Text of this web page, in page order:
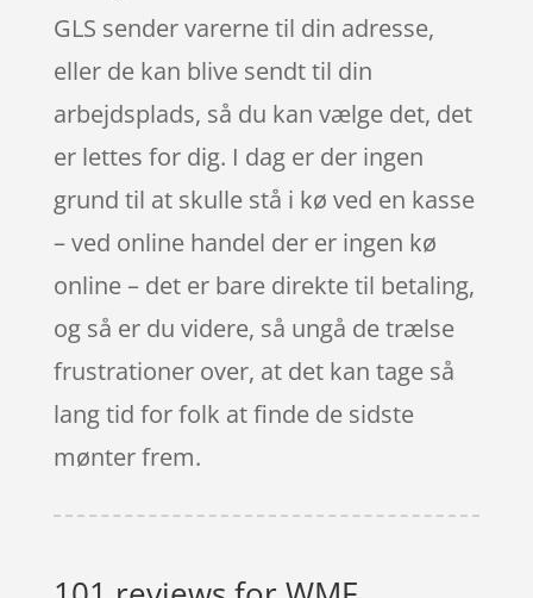
GLS sender varerne til din adresse,
eller de kan blive sendt til din
arbejdsplads, så du kan vælge det, det
er lettes for dig. I dag er der ingen
grund til at skulle stå i kø ved en kasse
– ved online handel der er ingen kø
online – det er bare direkte til betaling,
og så er du videre, så ungå de trælse
frustrationer over, at det kan tage så
lang tid for folk at finde de sidste
mønter frem.